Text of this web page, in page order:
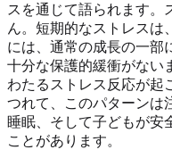
スを通じて語られます。
ん。短期的なストレスは
には、通常の成長の一部
十分な保護的緩衝がない
わたるストレス反応が起
つれて、このパターンは
睡眠、そして子どもが安
ことがあります。